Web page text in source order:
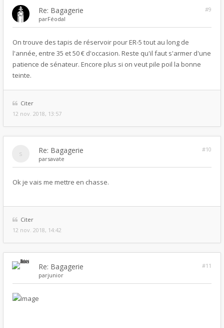
Re: Bagagerie
#9
parFéodal
On trouve des tapis de réservoir pour ER-5 tout au long de
l'année, entre 35 et 50 € d'occasion. Reste qu'il faut s'armer d'une
patience de sénateur. Encore plus si on veut pile poil la bonne
teinte.
Citer
12 nov. 2018, 13:57
Re: Bagagerie
#10
parsavate
Ok je vais me mettre en chasse.
Citer
12 nov. 2018, 14:42
Re: Bagagerie
#11
parjunior